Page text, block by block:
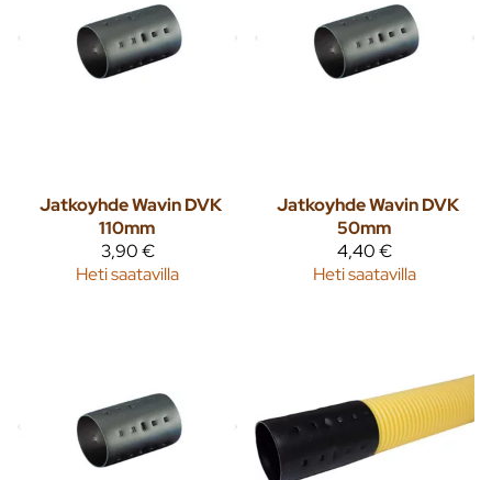
Jatkoyhde Wavin DVK
110mm
3,90 €
Heti saatavilla
Jatkoyhde Wavin DVK
50mm
4,40 €
Heti saatavilla